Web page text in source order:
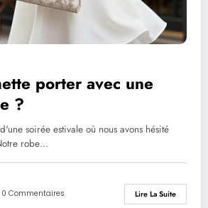
porter avec une
?
soirée estivale où nous avons hésité
robe…
0 Commentaires Lire La Suite